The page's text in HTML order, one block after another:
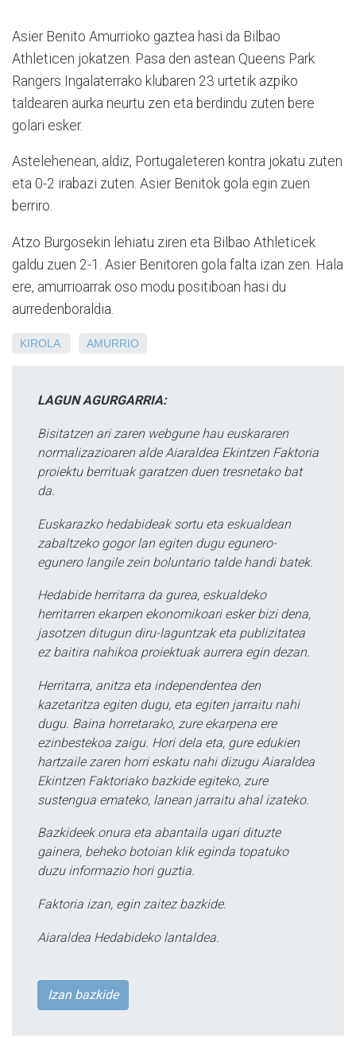
Asier Benito Amurrioko gaztea hasi da Bilbao
Athleticen jokatzen. Pasa den astean Queens Park
Rangers Ingalaterrako klubaren 23 urtetik azpiko
taldearen aurka neurtu zen eta berdindu zuten bere
golari esker.
Astelehenean, aldiz, Portugaleteren kontra jokatu zuten
eta 0-2 irabazi zuten. Asier Benitok gola egin zuen
berriro.
Atzo Burgosekin lehiatu ziren eta Bilbao Athleticek
galdu zuen 2-1. Asier Benitoren gola falta izan zen. Hala
ere, amurrioarrak oso modu positiboan hasi du
aurredenboraldia.
KIROLA AMURRIO
LAGUN AGURGARRIA:
Bisitatzen ari zaren webgune hau euskararen
normalizazioaren alde Aiaraldea Ekintzen Faktoria
proiektu berrituak garatzen duen tresnetako bat
da.
Euskarazko hedabideak sortu eta eskualdean
zabaltzeko gogor lan egiten dugu egunero-
egunero langile zein boluntario talde handi batek.
Hedabide herritarra da gurea, eskualdeko
herritarren ekarpen ekonomikoari esker bizi dena,
jasotzen ditugun diru-laguntzak eta publizitatea
ez baitira nahikoa proiektuak aurrera egin dezan.
Herritarra, anitza eta independentea den
kazetaritza egiten dugu, eta egiten jarraitu nahi
dugu. Baina horretarako, zure ekarpena ere
ezinbestekoa zaigu. Hori dela eta, gure edukien
hartzaile zaren horri eskatu nahi dizugu Aiaraldea
Ekintzen Faktoriako bazkide egiteko, zure
sustengua emateko, lanean jarraitu ahal izateko.
Bazkideek onura eta abantaila ugari dituzte
gainera, beheko botoian klik eginda topatuko
duzu informazio hori guztia.
Faktoria izan, egin zaitez bazkide.
Aiaraldea Hedabideko lantaldea.
Izan bazkide